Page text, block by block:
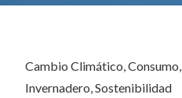
Cambio Climático,Consumo,
Invernadero,Sostenibilidad